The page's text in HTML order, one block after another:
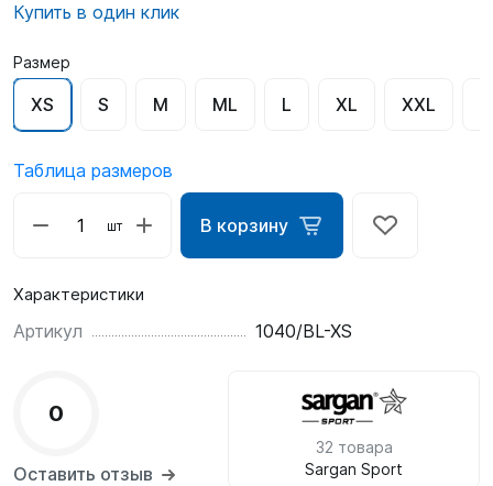
Купить в один клик
Размер
XS S M ML L XL XXL
Таблица размеров
шт В корзину
Характеристики
Артикул 1040/BL-XS
0
Оставить отзыв
32 товара
Sargan Sport